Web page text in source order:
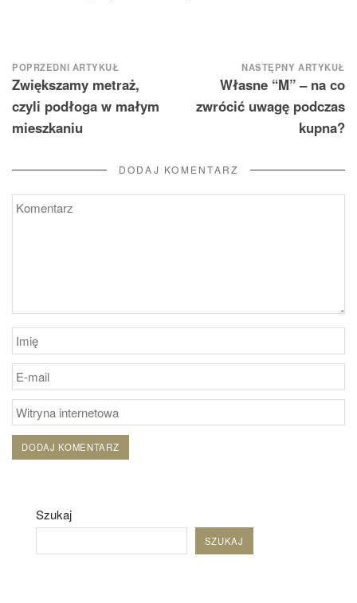
Nawigacja
wpisu
POPRZEDNI ARTYKUŁ
Zwiększamy metraż,
czyli podłoga w małym
mieszkaniu
NASTĘPNY ARTYKUŁ
Własne “M” – na co
zwrócić uwagę podczas
kupna?
DODAJ KOMENTARZ
Szukaj
SZUKAJ